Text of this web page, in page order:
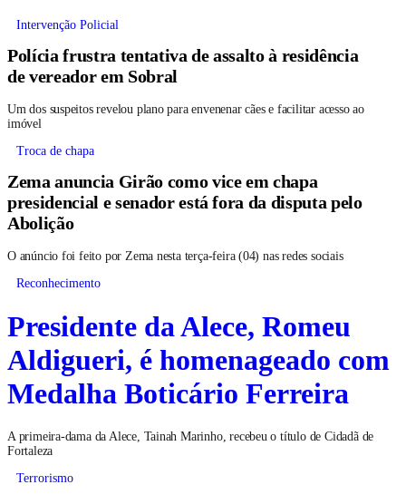
Intervenção Policial
Polícia frustra tentativa de assalto à residência
de vereador em Sobral
Um dos suspeitos revelou plano para envenenar cães e facilitar acesso ao
imóvel
Troca de chapa
Zema anuncia Girão como vice em chapa
presidencial e senador está fora da disputa pelo
Abolição
O anúncio foi feito por Zema nesta terça-feira (04) nas redes sociais
Reconhecimento
Presidente da Alece, Romeu
Aldigueri, é homenageado com
Medalha Boticário Ferreira
A primeira-dama da Alece, Tainah Marinho, recebeu o título de Cidadã de
Fortaleza
Terrorismo